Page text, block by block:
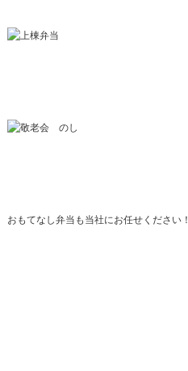
おもてなし弁当も当社にお任せください！